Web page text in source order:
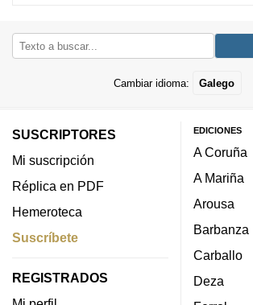
Cambiar idioma: Galego
SUSCRIPTORES
Mi suscripción
Réplica en PDF
Hemeroteca
Suscríbete
REGISTRADOS
EDICIONES
A Coruña
A Mariña
Arousa
Barbanza
Carballo
Deza